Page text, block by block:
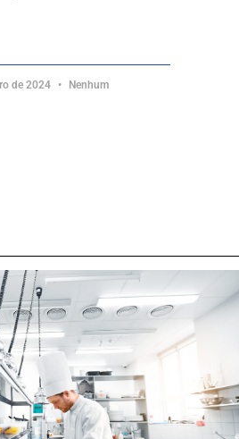
de 2024
Nenhum